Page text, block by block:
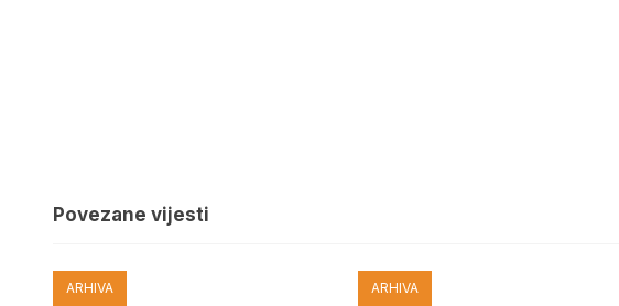
Povezane vijesti
ARHIVA ARHIVA